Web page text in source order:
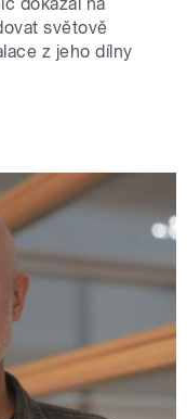
světově
z jeho dílny